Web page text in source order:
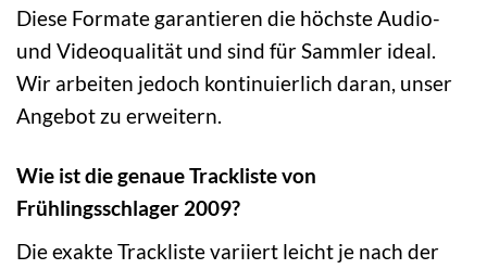
Diese Formate garantieren die höchste Audio-
und Videoqualität und sind für Sammler ideal.
Wir arbeiten jedoch kontinuierlich daran, unser
Angebot zu erweitern.
Wie ist die genaue Trackliste von
Frühlingsschlager 2009?
Die exakte Trackliste variiert leicht je nach der